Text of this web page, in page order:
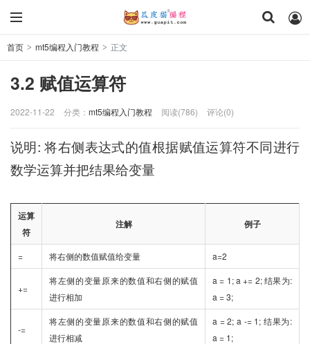
首页 > mt5编程入门教程 > 正文
3.2 赋值运算符
2022-11-22 分类： mt5编程入门教程 阅读(786) 评论(0)
说明: 将右侧表达式的值根据赋值运算符不同进行
数学运算并把结果给变量
运算
符
注解 例子
= 将右侧的数值赋值给变量 a=2
+=
将左侧的变量原来的数值和右侧的赋值
进行相加
a = 1; a += 2; 结果为:
a = 3;
-=
将左侧的变量原来的数值和右侧的赋值
进行相减
a = 2; a -= 1; 结果为:
a = 1;